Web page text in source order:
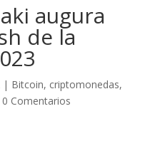
augura
de la
| Bitcoin, criptomonedas,
0 Comentarios